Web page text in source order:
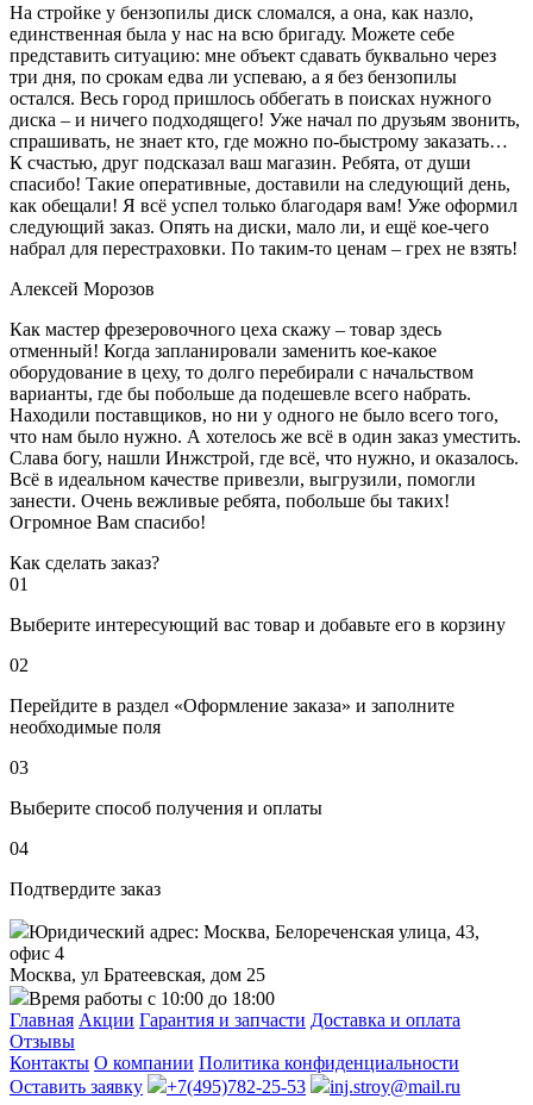
На стройке у бензопилы диск сломался, а она, как назло,
единственная была у нас на всю бригаду. Можете себе
представить ситуацию: мне объект сдавать буквально через
три дня, по срокам едва ли успеваю, а я без бензопилы
остался. Весь город пришлось оббегать в поисках нужного
диска – и ничего подходящего! Уже начал по друзьям звонить,
спрашивать, не знает кто, где можно по-быстрому заказать…
К счастью, друг подсказал ваш магазин. Ребята, от души
спасибо! Такие оперативные, доставили на следующий день,
как обещали! Я всё успел только благодаря вам! Уже оформил
следующий заказ. Опять на диски, мало ли, и ещё кое-чего
набрал для перестраховки. По таким-то ценам – грех не взять!
Алексей Морозов
Как мастер фрезеровочного цеха скажу – товар здесь
отменный! Когда запланировали заменить кое-какое
оборудование в цеху, то долго перебирали с начальством
варианты, где бы побольше да подешевле всего набрать.
Находили поставщиков, но ни у одного не было всего того,
что нам было нужно. А хотелось же всё в один заказ уместить.
Слава богу, нашли Инжстрой, где всё, что нужно, и оказалось.
Всё в идеальном качестве привезли, выгрузили, помогли
занести. Очень вежливые ребята, побольше бы таких!
Огромное Вам спасибо!
Как сделать заказ?
01
Выберите интересующий вас товар и добавьте его в корзину
02
Перейдите в раздел «Оформление заказа» и заполните
необходимые поля
03
Выберите способ получения и оплаты
04
Подтвердите заказ
Юридический адрес: Москва, Белореченская улица, 43,
офис 4
Москва, ул Братеевская, дом 25
Время работы с 10:00 до 18:00
Главная Акции Гарантия и запчасти Доставка и оплата
Отзывы
Контакты О компании Политика конфиденциальности
Оставить заявку
+7(495)782-25-53 inj.stroy@mail.ru